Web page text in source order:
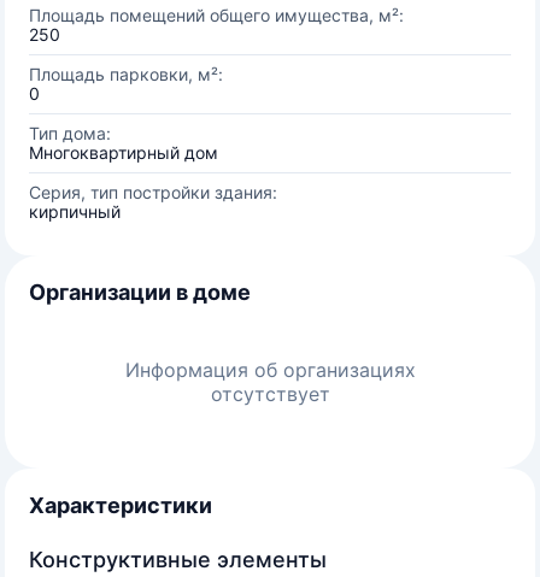
Площадь помещений общего имущества, м²:
250
Площадь парковки, м²:
0
Тип дома:
Многоквартирный дом
Серия, тип постройки здания:
кирпичный
Организации в доме
Информация об организациях
отсутствует
Характеристики
Конструктивные элементы